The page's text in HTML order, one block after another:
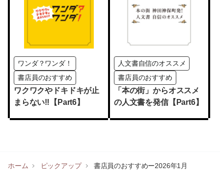
ワンダ？ワンダ！
書店員のおすすめ
ワクワクやドキドキが止
まらない‼【Part6】
人文書自信のオススメ
書店員のおすすめ
「本の街」からオススメ
の人文書を発信【Part6】
ホーム ピックアップ 書店員のおすすめー2026年1月